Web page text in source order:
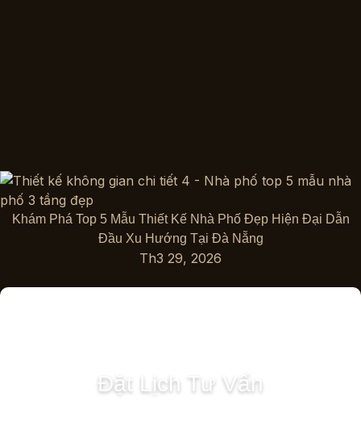
Khám Phá Top 5 Mẫu Thiết Kế Nhà Phố Đẹp Hiện Đại Dẫn
Đầu Xu Hướng Tại Đà Nẵng
Th3 29, 2026
Đặt Lịch Tư Vấn